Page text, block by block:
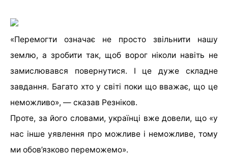
«Перемогти означає не просто звільнити нашу
землю, а зробити так, щоб ворог ніколи навіть не
замислювався повернутися. І це дуже складне
завдання. Багато хто у світі поки що вважає, що це
неможливо», — сказав Резніков.
Проте, за його словами, українці вже довели, що «у
нас інше уявлення про можливе і неможливе, тому
ми обов’язково переможемо».